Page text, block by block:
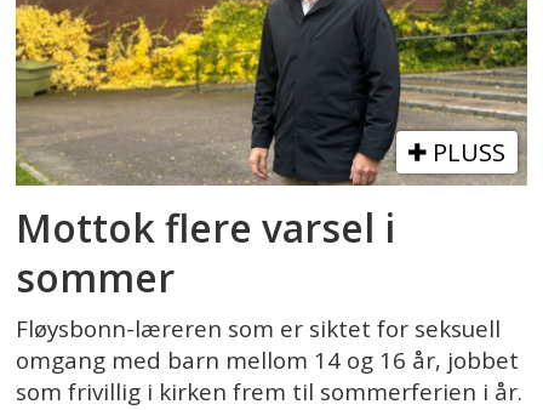
PLUSS
Mottok flere varsel i
sommer
Fløysbonn-læreren som er siktet for seksuell
omgang med barn mellom 14 og 16 år, jobbet
som frivillig i kirken frem til sommerferien i år.